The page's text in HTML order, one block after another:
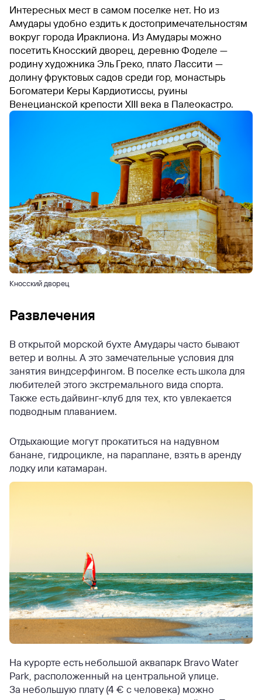
Интересных мест в самом поселке нет. Но из
Амудары удобно ездить к достопримечательностям
вокруг города Ираклиона. Из Амудары можно
посетить Кносский дворец, деревню Фоделе —
родину художника Эль Греко, плато Лассити —
долину фруктовых садов среди гор, монастырь
Богоматери Керы Кардиотиссы, руины
Венецианской крепости XIII века в Палеокастро.
Кносский дворец
Развлечения
В открытой морской бухте Амудары часто бывают
ветер и волны. А это замечательные условия для
занятия виндсерфингом. В поселке есть школа для
любителей этого экстремального вида спорта.
Также есть дайвинг-клуб для тех, кто увлекается
подводным плаванием.
Отдыхающие могут прокатиться на надувном
банане, гидроцикле, на параплане, взять в аренду
лодку или катамаран.
На курорте есть небольшой аквапарк Bravo Water
Park, расположенный на центральной улице.
За небольшую плату (4 € с человека) можно